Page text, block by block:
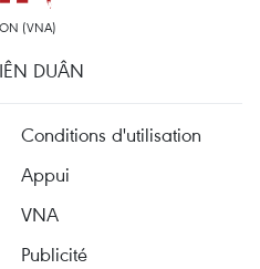
(VNA)
DUÂN
Conditions d'utilisation
Appui
VNA
Publicité